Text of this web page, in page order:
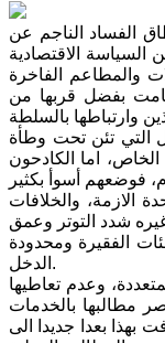
الفساد الناجم عن
السياسة الاقتصادية
والمطاعم الفاخرة
بفضل قربها من
التي تئن تحت وطأة
اما الكادحون
الازمة، والخلافات
شدد التوتر وعمق
الفقيرة ومحدودة
الدخل.
وعدم تعاطيها
مطالبها بالخدمات
بعدا جديدا الى